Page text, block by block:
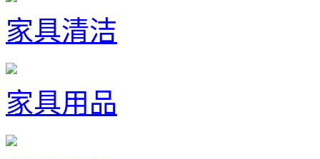
家具清洁
家具用品